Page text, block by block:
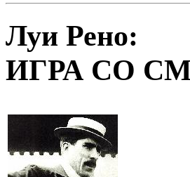
Луи Рено:
ИГРА СО